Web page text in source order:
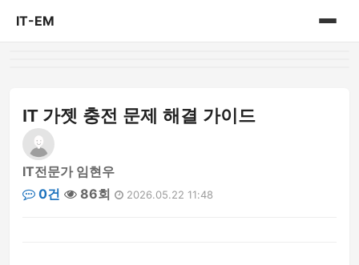
IT-EM
IT 가젯 충전 문제 해결 가이드
IT전문가 임현우
0건
86회 2026.05.22 11:48